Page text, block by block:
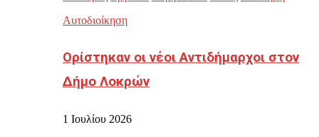
Αυτοδιοίκηση
Ορίστηκαν οι νέοι Αντιδήμαρχοι στον
Δήμο Λοκρών
1 Ιουλίου 2026